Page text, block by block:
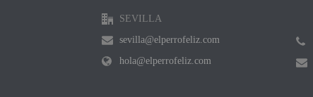
SEVILLA
sevilla@elperrofeliz.com
hola@elperrofeliz.com